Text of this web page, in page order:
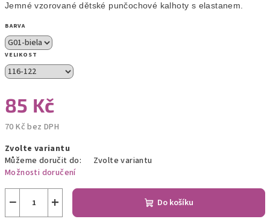
Jemné vzorované dětské punčochové kalhoty s elastanem.
BARVA
VELIKOST
85 Kč
70 Kč bez DPH
cena:
Zvolte variantu
Můžeme doručit do:
Zvolte variantu
Možnosti doručení
+
− Do košíku